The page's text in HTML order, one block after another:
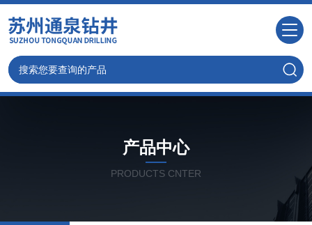
产品中心
PRODUCTS CNTER